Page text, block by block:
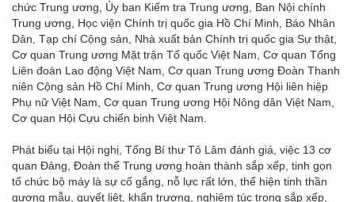
chức Trung ương, Ủy ban Kiểm tra Trung ương, Ban Nội chính
Trung ương, Học viện Chính trị quốc gia Hồ Chí Minh, Báo Nhân
Dân, Tạp chí Cộng sản, Nhà xuất bản Chính trị quốc gia Sự thật,
Cơ quan Trung ương Mặt trận Tổ quốc Việt Nam, Cơ quan Tổng
Liên đoàn Lao động Việt Nam, Cơ quan Trung ương Đoàn Thanh
niên Cộng sản Hồ Chí Minh, Cơ quan Trung ương Hội liên hiệp
Phụ nữ Việt Nam, Cơ quan Trung ương Hội Nông dân Việt Nam,
Cơ quan Hội Cựu chiến binh Việt Nam.
Phát biểu tại Hội nghị, Tổng Bí thư Tô Lâm đánh giá, việc 13 cơ
quan Đảng, Đoàn thể Trung ương hoàn thành sắp xếp, tinh gọn
tổ chức bộ máy là sự cố gắng, nỗ lực rất lớn, thể hiện tinh thần
gương mẫu, quyết liệt, khẩn trương, nghiêm túc trong sắp xếp,